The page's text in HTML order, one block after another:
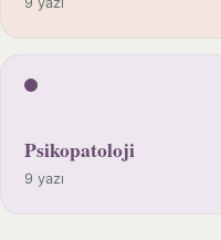
Psikopatoloji
9 yazı